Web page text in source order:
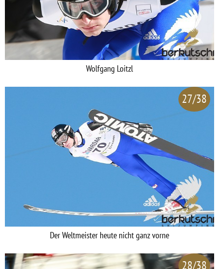
Wolfgang Loitzl
27/38
Der Weltmeister heute nicht ganz vorne
28/38